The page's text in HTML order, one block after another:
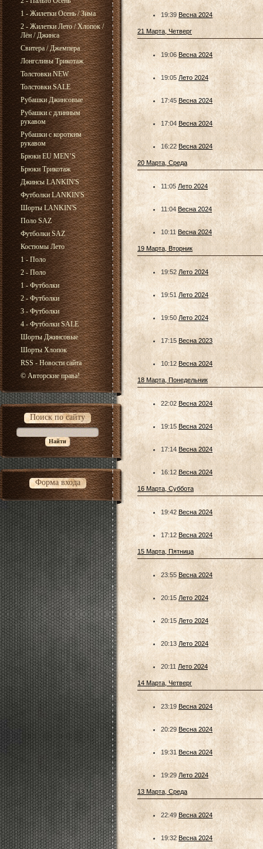
1 - Жилетки Осень / Зима
2 - Жилетки Лето / Хлопок /
Лён / Джинса
Свитера / Джемпера
Лонгсливы Трикотаж
Толстовки NEW
Толстовки SALE
Рубашки Джинсовые
Рубашки с длинным
рукавом
Рубашки с коротким
рукавом
Брюки EU MEN’S
Брюки Трикотаж
Джинсы LANKIN'S
Футболки LANKIN'S
Шорты LANKIN'S
Поло SAZ
Футболки SAZ
Костюмы Лето
1 - Поло
2 - Поло
1 - Футболки
2 - Футболки
3 - Футболки
4 - Футболки SALE
Шорты Джинсовые
Шорты Хлопок
RSS - Новости сайта
© Авторские права!
Поиск по сайту
Форма входа
19:39 Весна 2024
21 Марта, Четверг
19:06 Весна 2024
19:05 Лето 2024
17:45 Весна 2024
17:04 Весна 2024
16:22 Весна 2024
20 Марта, Среда
11:05 Лето 2024
11:04 Весна 2024
10:11 Весна 2024
19 Марта, Вторник
19:52 Лето 2024
19:51 Лето 2024
19:50 Лето 2024
17:15 Весна 2023
10:12 Весна 2024
18 Марта, Понедельник
22:02 Весна 2024
19:15 Весна 2024
17:14 Весна 2024
16:12 Весна 2024
16 Марта, Суббота
19:42 Весна 2024
17:12 Весна 2024
15 Марта, Пятница
23:55 Весна 2024
20:15 Лето 2024
20:15 Лето 2024
20:13 Лето 2024
20:11 Лето 2024
14 Марта, Четверг
23:19 Весна 2024
20:29 Весна 2024
19:31 Весна 2024
19:29 Лето 2024
13 Марта, Среда
22:49 Весна 2024
19:32 Весна 2024